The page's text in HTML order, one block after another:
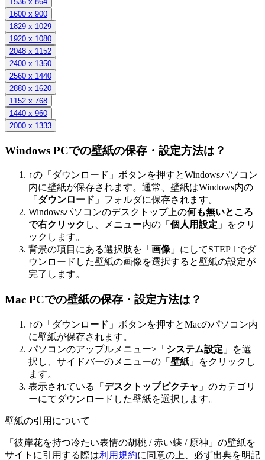
1600 x 900
1829 x 1029
1920 x 1080
2048 x 1152
2400 x 1350
2560 x 1440
2880 x 1620
1152 x 768
1440 x 960
2000 x 1333
Windows PCでの壁紙の保存・設定方法は？
↑の「ダウンロード」ボタンを押すとWindowsパソコン
内に壁紙が保存されます。通常、壁紙はWindows内の
「 ダウンロード 」フォルダに保存されます。
Windowsパソコンのデスクトップ上の何も無いところ
で右クリック し、メニュー内の「 個人用設定 」をクリ
ックします。
背景の項目にある選択肢を「 画像 」にしてSTEP 1でダ
ウンロードした壁紙の画像を選択すると壁紙の設定が
完了します。
Mac PCでの壁紙の保存・設定方法は？
↑の「ダウンロード」ボタンを押すとMacのパソコン内
に壁紙が保存されます。
パソコンのアップルメニュー>「 システム設定 」を選
択し、サイドバーのメニューの「 壁紙 」をクリックし
ます。
表示されている「 デスクトップピクチャ 」のカテゴリ
ーにてダウンロードした壁紙を選択します。
壁紙の引用について
「彼岸花を持つ冷たい表情の胡桃 / 赤い蝶 / 原神」の壁紙を
サイトに引用する際は利用規約に同意の上、必ず出典を明記